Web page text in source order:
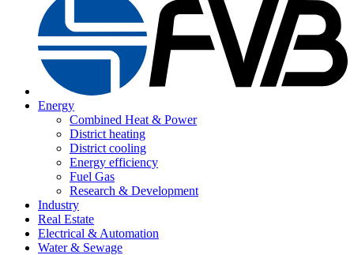
Energy
Combined Heat & Power
District heating
District cooling
Energy efficiency
Fuel Gas
Research & Development
Industry
Real Estate
Electrical & Automation
Water & Sewage